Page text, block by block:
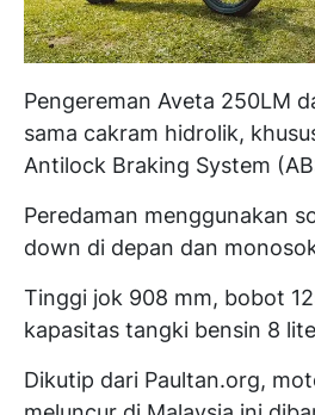
Pengereman Aveta 250LM
sama cakram hidrolik,
Antilock Braking System
Peredaman menggunakan
down di depan dan
Tinggi jok 908 mm, bobot
kapasitas tangki bensin 8
Dikutip dari Paultan.org,